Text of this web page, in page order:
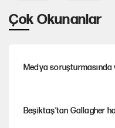
Çok Okunanlar
Medya
Beşiktaş’tan Gallagher